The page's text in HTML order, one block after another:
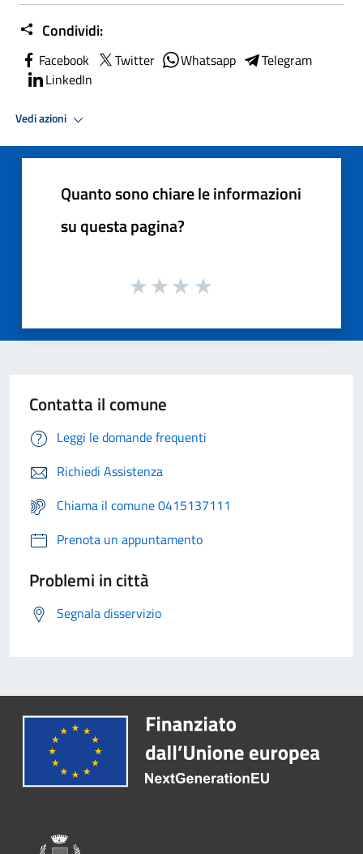
Condividi:
Facebook Twitter Whatsapp
Telegram
LinkedIn
Vedi azioni
Quanto sono chiare le informazioni
su questa pagina?
Contatta il comune
Leggi le domande frequenti
Richiedi Assistenza
Chiama il comune 0415137111
Prenota un appuntamento
Problemi in città
Segnala disservizio